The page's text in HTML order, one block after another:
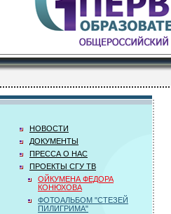
НОВОСТИ
ДОКУМЕНТЫ
ПРЕССА О НАС
ПРОЕКТЫ СГУ ТВ
ОЙКУМЕНА ФЕДОРА
КОНЮХОВА
ФОТОАЛЬБОМ "СТЕЗЕЙ
ПИЛИГРИМА"